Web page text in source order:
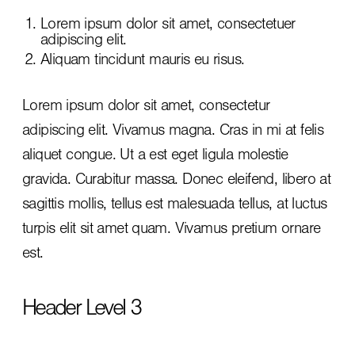
Lorem ipsum dolor sit amet, consectetuer
adipiscing elit.
Aliquam tincidunt mauris eu risus.
Lorem ipsum dolor sit amet, consectetur
adipiscing elit. Vivamus magna. Cras in mi at felis
aliquet congue. Ut a est eget ligula molestie
gravida. Curabitur massa. Donec eleifend, libero at
sagittis mollis, tellus est malesuada tellus, at luctus
turpis elit sit amet quam. Vivamus pretium ornare
est.
Header Level 3